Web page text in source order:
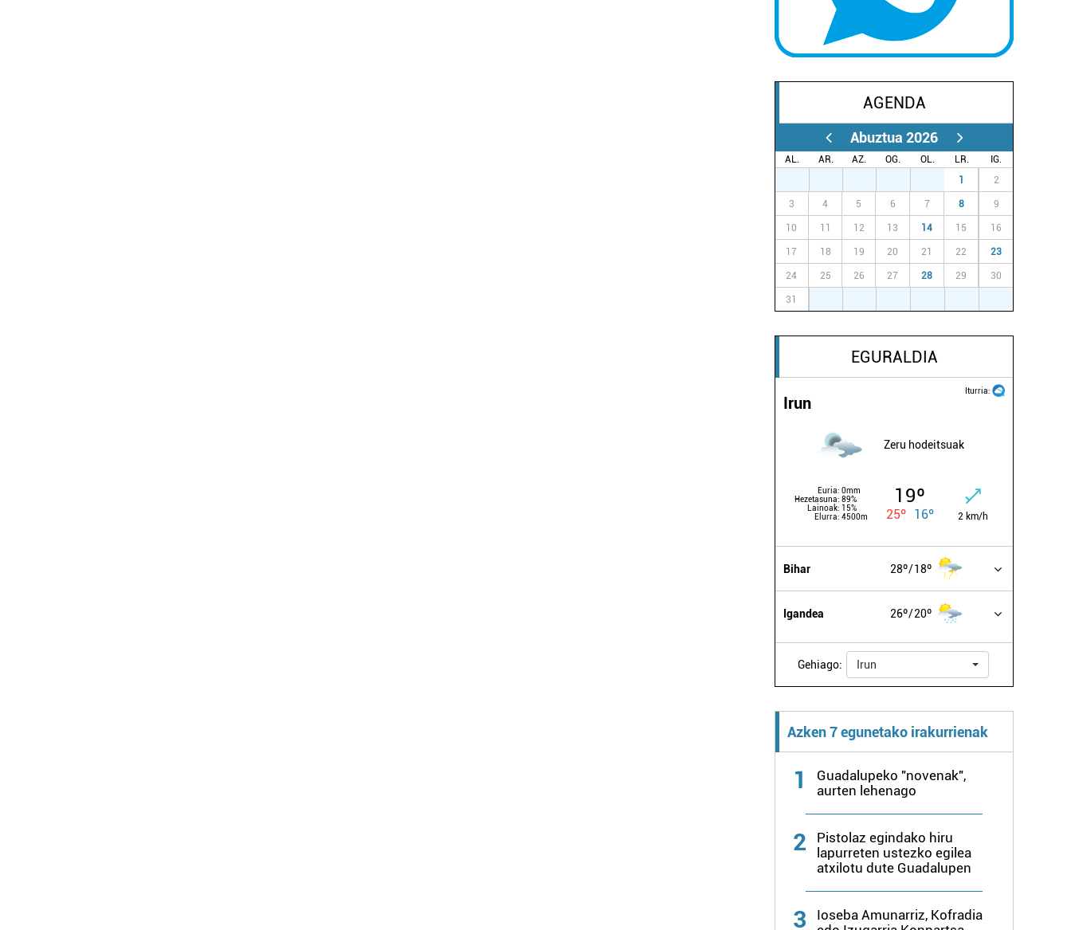
AGENDA
Abuztua 2026
AL. AR. AZ. OG. OL. LR.
IG.
1 2
3 4 5 6 7 8 9
10 11 12 13 14 15 16
17 18 19 20 21 22 23
24 25 26 27 28 29 30
31
EGURALDIA
Iturria:
Irun
Zeru hodeitsuak
Euria: 0mm
Hezetasuna: 89%
Lainoak: 15%
Elurra: 4500m
19º
25º 16º 2 km/h
Bihar 28º 18º
Igandea 26º 20º
Gehiago: Irun
Azken 7 egunetako irakurrienak
1
Guadalupeko "novenak",
aurten lehenago
2
Pistolaz egindako hiru
lapurreten ustezko egilea
atxilotu dute Guadalupen
3
Ioseba Amunarriz, Kofradia